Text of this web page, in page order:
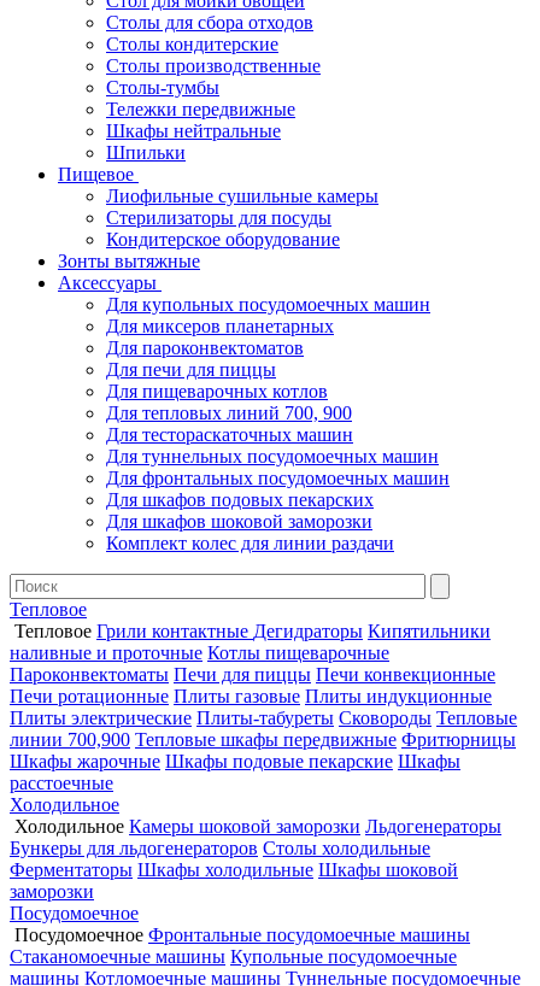
Столы для сбора отходов
Столы кондитерские
Столы производственные
Столы-тумбы
Тележки передвижные
Шкафы нейтральные
Шпильки
Пищевое
Лиофильные сушильные камеры
Стерилизаторы для посуды
Кондитерское оборудование
Зонты вытяжные
Аксессуары
Для купольных посудомоечных машин
Для миксеров планетарных
Для пароконвектоматов
Для печи для пиццы
Для пищеварочных котлов
Для тепловых линий 700, 900
Для тестораскаточных машин
Для туннельных посудомоечных машин
Для фронтальных посудомоечных машин
Для шкафов подовых пекарских
Для шкафов шоковой заморозки
Комплект колес для линии раздачи
Тепловое
Тепловое Грили контактные Дегидраторы Кипятильники
наливные и проточные Котлы пищеварочные
Пароконвектоматы Печи для пиццы Печи конвекционные
Печи ротационные Плиты газовые Плиты индукционные
Плиты электрические Плиты-табуреты Сковороды Тепловые
линии 700,900 Тепловые шкафы передвижные Фритюрницы
Шкафы жарочные Шкафы подовые пекарские Шкафы
расстоечные
Холодильное
Холодильное Камеры шоковой заморозки Льдогенераторы
Бункеры для льдогенераторов Столы холодильные
Ферментаторы Шкафы холодильные Шкафы шоковой
заморозки
Посудомоечное
Посудомоечное Фронтальные посудомоечные машины
Стаканомоечные машины Купольные посудомоечные
машины Котломоечные машины Туннельные посудомоечные